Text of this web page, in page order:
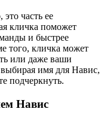
часть ее
кличка поможет
и быстрее
того, кличка может
или даже ваши
имя для Навис,
подчеркнуть.
Навис